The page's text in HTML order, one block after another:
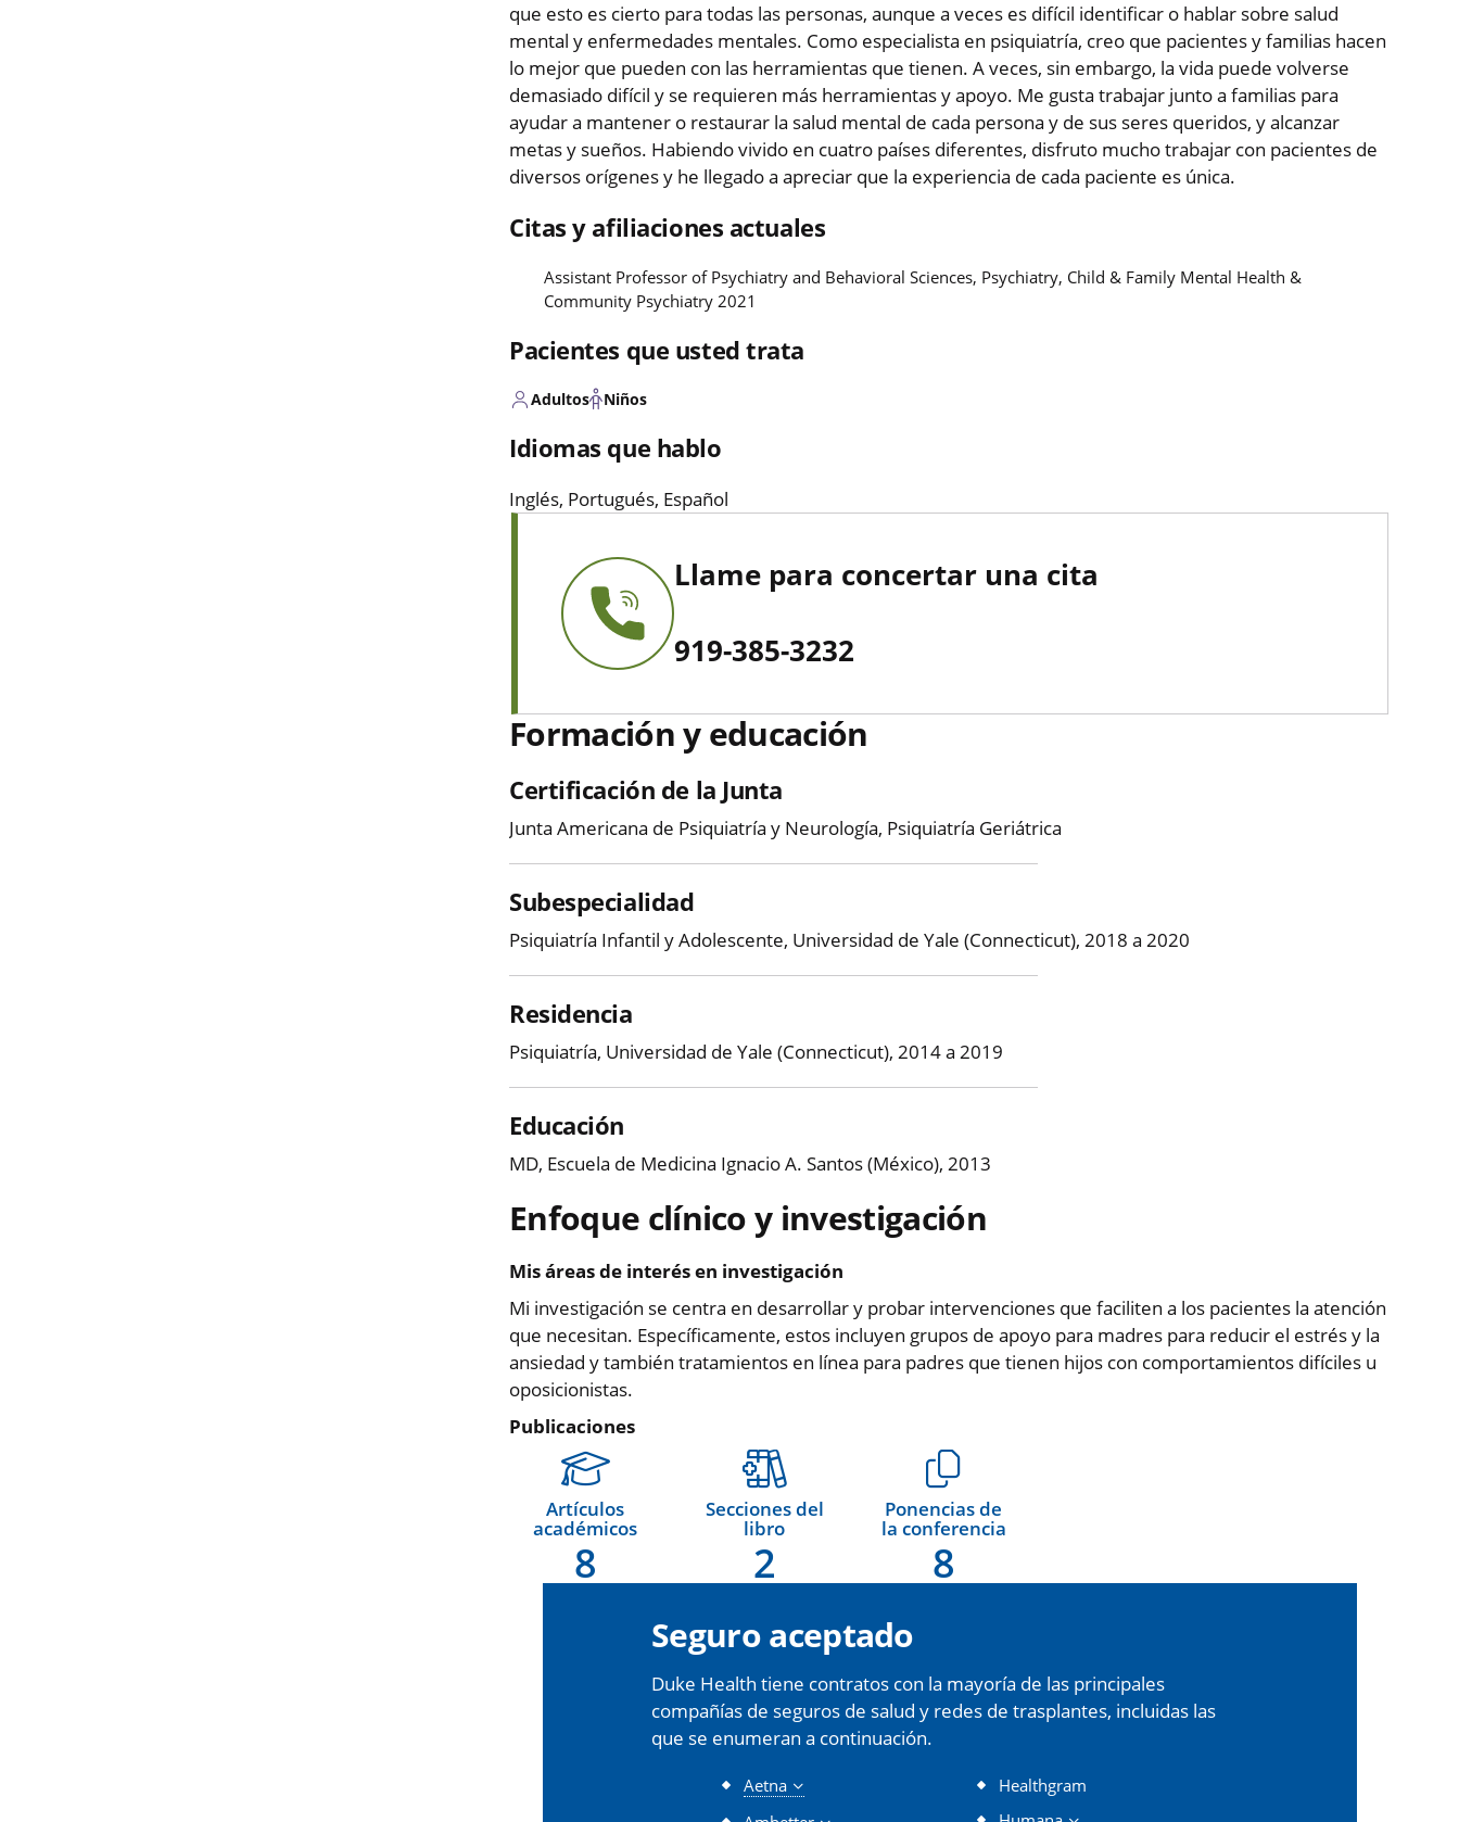
que esto es cierto para todas las personas, aunque a veces es difícil identificar o hablar sobre salud
mental y enfermedades mentales. Como especialista en psiquiatría, creo que pacientes y familias hacen
lo mejor que pueden con las herramientas que tienen. A veces, sin embargo, la vida puede volverse
demasiado difícil y se requieren más herramientas y apoyo. Me gusta trabajar junto a familias para
ayudar a mantener o restaurar la salud mental de cada persona y de sus seres queridos, y alcanzar
metas y sueños. Habiendo vivido en cuatro países diferentes, disfruto mucho trabajar con pacientes de
diversos orígenes y he llegado a apreciar que la experiencia de cada paciente es única.
Citas y afiliaciones actuales
Assistant Professor of Psychiatry and Behavioral Sciences, Psychiatry, Child & Family Mental Health &
Community Psychiatry 2021
Pacientes que usted trata
Adultos Niños
Idiomas que hablo
Inglés, Portugués, Español
Llame para concertar una cita
919-385-3232
Formación y educación
Certificación de la Junta
Junta Americana de Psiquiatría y Neurología, Psiquiatría Geriátrica
Subespecialidad
Psiquiatría Infantil y Adolescente, Universidad de Yale (Connecticut), 2018 a 2020
Residencia
Psiquiatría, Universidad de Yale (Connecticut), 2014 a 2019
Educación
MD, Escuela de Medicina Ignacio A. Santos (México), 2013
Enfoque clínico y investigación
Mis áreas de interés en investigación
Mi investigación se centra en desarrollar y probar intervenciones que faciliten a los pacientes la atención
que necesitan. Específicamente, estos incluyen grupos de apoyo para madres para reducir el estrés y la
ansiedad y también tratamientos en línea para padres que tienen hijos con comportamientos difíciles u
oposicionistas.
Publicaciones
Artículos
académicos
8
Secciones del
libro
2
Ponencias de
la conferencia
8
Seguro aceptado
Duke Health tiene contratos con la mayoría de las principales
compañías de seguros de salud y redes de trasplantes, incluidas las
que se enumeran a continuación.
Aetna
Healthgram